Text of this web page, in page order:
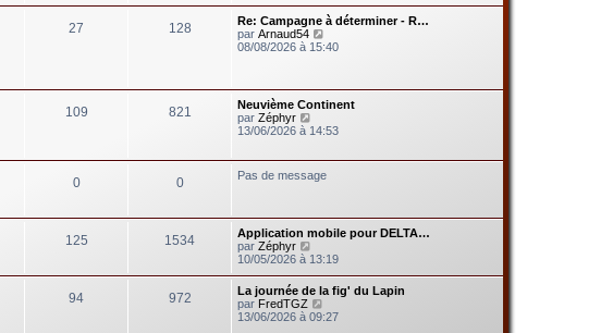
r
l
e
d
n
i
r
e
e
27 128
Re: Campagne à déterminer - R…
par Arnaud54
o
e
d
e
r
i
e
e
s
s
a
g
e
08/08/2026 à 15:40
109 821
Neuvième Continent
par Zéphyr
o
e
r
n
e
r
m
e
s
s
13/06/2026 à 14:53
0 0 Pas de message
125 1534
Application mobile pour DELTA…
par Zéphyr
o
l
e
d
10/05/2026 à 13:19
94 972
La journée de la fig' du Lapin
par FredTGZ
o
13/06/2026 à 09:27